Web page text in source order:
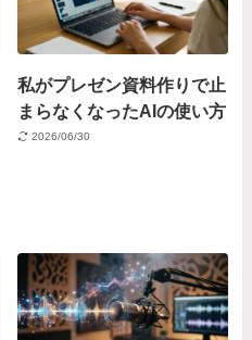
私がプレゼン資料作りで止
まらなくなったAIの使い方
2026/06/30